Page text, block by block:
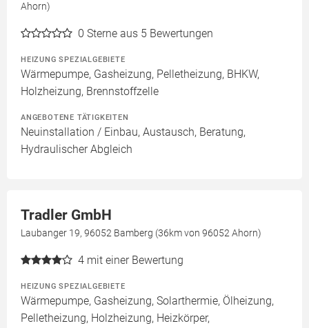
Ahorn)
0 Sterne aus 5 Bewertungen
HEIZUNG SPEZIALGEBIETE
Wärmepumpe, Gasheizung, Pelletheizung, BHKW,
Holzheizung, Brennstoffzelle
ANGEBOTENE TÄTIGKEITEN
Neuinstallation / Einbau, Austausch, Beratung,
Hydraulischer Abgleich
Tradler GmbH
Laubanger 19, 96052 Bamberg (36km von 96052 Ahorn)
4 mit einer Bewertung
HEIZUNG SPEZIALGEBIETE
Wärmepumpe, Gasheizung, Solarthermie, Ölheizung,
Pelletheizung, Holzheizung, Heizkörper,